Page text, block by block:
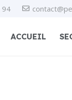
94
ACCUEIL